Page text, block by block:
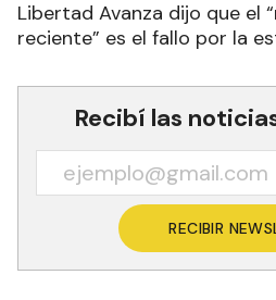
Libertad Avanza dijo que el
reciente” es el fallo por la
Recibí las
RECIBIR